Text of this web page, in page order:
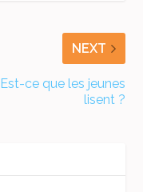
NEXT
Est-ce que les jeunes
lisent ?